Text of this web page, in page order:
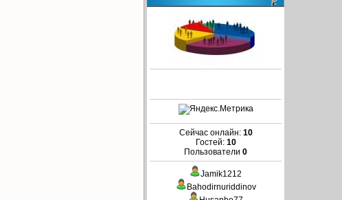
Сейчас онлайн: 10
Гостей: 10
Пользователи 0
Jamik1212
Bahodirnuriddinov